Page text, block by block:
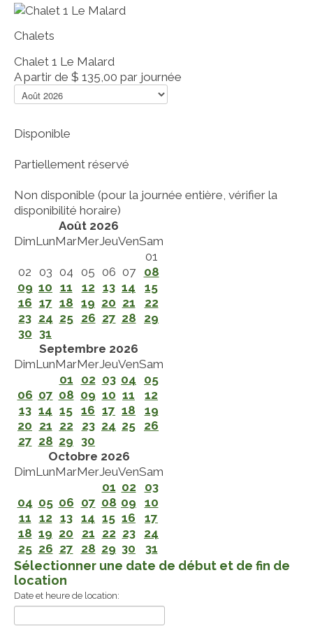
Chalets
Chalet 1 Le Malard
A partir de $ 135,00 par journée
Disponible
Partiellement réservé
Non disponible (pour la journée entière, vérifier la
disponibilité horaire)
Août 2026
DimLunMarMerJeuVenSam
01
02 03 04 05 06 07
08
09 10 11 12 13 14
15
16 17 18 19 20 21
22
23 24 25 26 27 28
29
30 31
Septembre 2026
DimLunMarMerJeuVenSam
01
02 03 04
05
06 07 08 09 10 11
12
13 14 15 16 17 18
19
20 21 22 23 24 25
26
27 28 29 30
Octobre 2026
DimLunMarMerJeuVenSam
01 02
03
04 05 06 07 08 09
10
11 12 13 14 15 16
17
18 19 20 21 22 23
24
25 26 27 28 29 30 31
Sélectionner une date de début et de fin de
location
Date et heure de location: